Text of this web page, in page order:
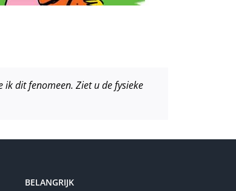
ik dit fenomeen. Ziet u de fysieke
BELANGRIJK